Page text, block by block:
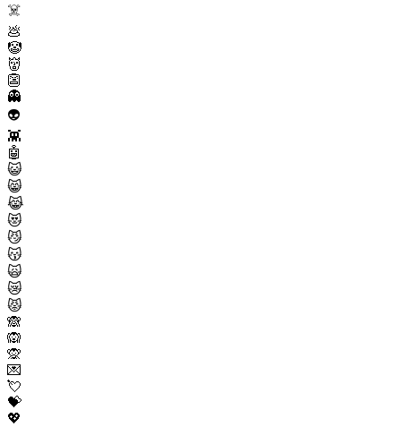
☠️
💩
🤡
👹
👺
👻
👽
👾
🤖
😺
😸
😹
😻
😼
😽
🙀
😿
😾
🙈
🙉
🙊
💌
💘
💝
💖